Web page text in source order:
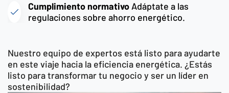
Cumplimiento normativo Adáptate a las
regulaciones sobre ahorro energético.
Nuestro equipo de expertos está listo para ayudarte
en este viaje hacia la eficiencia energética. ¿Estás
listo para transformar tu negocio y ser un líder en
sostenibilidad?